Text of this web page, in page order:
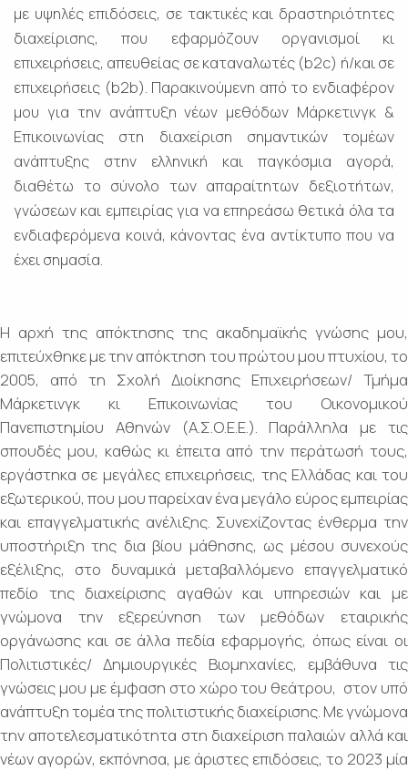
με υψηλές επιδόσεις, σε τακτικές και δραστηριότητες
διαχείρισης, που εφαρμόζουν οργανισμοί κι
επιχειρήσεις, απευθείας σε καταναλωτές (b2c) ή/και σε
επιχειρήσεις (b2b). Παρακινούμενη από το ενδιαφέρον
μου για την ανάπτυξη νέων μεθόδων Μάρκετινγκ &
Επικοινωνίας στη διαχείριση σημαντικών τομέων
ανάπτυξης στην ελληνική και παγκόσμια αγορά,
διαθέτω το σύνολο των απαραίτητων δεξιοτήτων,
γνώσεων και εμπειρίας για να επηρεάσω θετικά όλα τα
ενδιαφερόμενα κοινά, κάνοντας ένα αντίκτυπο που να
έχει σημασία.
Η αρχή της απόκτησης της ακαδημαϊκής γνώσης μου,
επιτεύχθηκε με την απόκτηση του πρώτου μου πτυχίου, το
2005, από τη Σχολή Διοίκησης Επιχειρήσεων/ Τμήμα
Μάρκετινγκ κι Επικοινωνίας του Οικονομικού
Πανεπιστημίου Αθηνών (Α.Σ.Ο.Ε.Ε.). Παράλληλα με τις
σπουδές μου, καθώς κι έπειτα από την περάτωσή τους,
εργάστηκα σε μεγάλες επιχειρήσεις, της Ελλάδας και του
εξωτερικού, που μου παρείχαν ένα μεγάλο εύρος εμπειρίας
και επαγγελματικής ανέλιξης. Συνεχίζοντας ένθερμα την
υποστήριξη της δια βίου μάθησης, ως μέσου συνεχούς
εξέλιξης, στο δυναμικά μεταβαλλόμενο επαγγελματικό
πεδίο της διαχείρισης αγαθών και υπηρεσιών και με
γνώμονα την εξερεύνηση των μεθόδων εταιρικής
οργάνωσης και σε άλλα πεδία εφαρμογής, όπως είναι οι
Πολιτιστικές/ Δημιουργικές Βιομηχανίες, εμβάθυνα τις
γνώσεις μου με έμφαση στο χώρο του θεάτρου, στον υπό
ανάπτυξη τομέα της πολιτιστικής διαχείρισης. Με γνώμονα
την αποτελεσματικότητα στη διαχείριση παλαιών αλλά και
νέων αγορών, εκπόνησα, με άριστες επιδόσεις, το 2023 μία